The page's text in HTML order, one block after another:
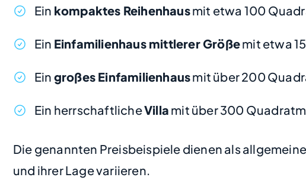
Ein kompaktes Reihenhausmit etwa 100
Ein Einfamilienhaus mittlerer Größemit etwa
Ein großes Einfamilienhausmit über 200
Ein herrschaftlicheVilla mit über 300
Die genannten Preisbeispiele dienen als
und ihrer Lage variieren.